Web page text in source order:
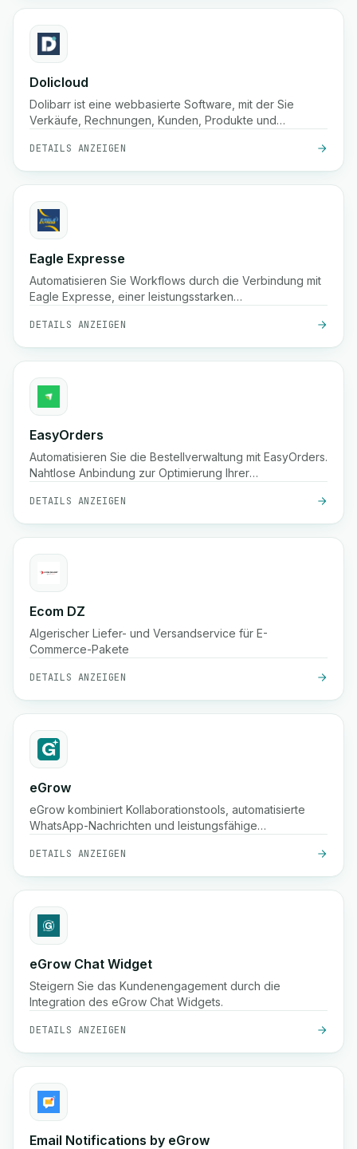
Dolicloud
Dolibarr ist eine webbasierte Software, mit der Sie
Verkäufe, Rechnungen, Kunden, Produkte und
DETAILS ANZEIGEN
Eagle Expresse
Automatisieren Sie Workflows durch die Verbindung mit
Eagle Expresse, einer leistungsstarken
DETAILS ANZEIGEN
EasyOrders
Automatisieren Sie die Bestellverwaltung mit EasyOrders.
Nahtlose Anbindung zur Optimierung Ihrer
DETAILS ANZEIGEN
Ecom DZ
Algerischer Liefer- und Versandservice für E-
Commerce-Pakete
DETAILS ANZEIGEN
eGrow
eGrow kombiniert Kollaborationstools, automatisierte
WhatsApp-Nachrichten und leistungsfähige
Commerce-Unternehmen dabei zu helfen zu wachsen,
Kunden zu binden und den Betrieb nahtlos zu
verwalten.
DETAILS ANZEIGEN
eGrow Chat Widget
Steigern Sie das Kundenengagement durch die
Integration des eGrow Chat Widgets.
DETAILS ANZEIGEN
Email Notifications by eGrow